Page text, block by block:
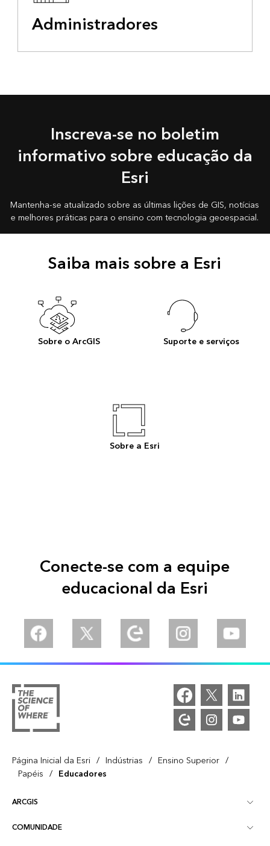
Administradores
Inscreva-se no boletim
informativo sobre educação da
Esri
Mantenha-se atualizado sobre as últimas lições de GIS, notícias
e melhores práticas para o ensino com tecnologia geoespacial.
Saiba mais sobre a Esri
Sobre o ArcGIS Suporte e serviços
Sobre a Esri
Conecte-se com a equipe
educacional da Esri
Facebook Twitter Esri CommunityInstagram YouTube
Página Inicial da Esri / Indústrias / Ensino Superior /
Papéis / Educadores
ARCGIS
Visão Geral do ArcGIS
COMUNIDADE